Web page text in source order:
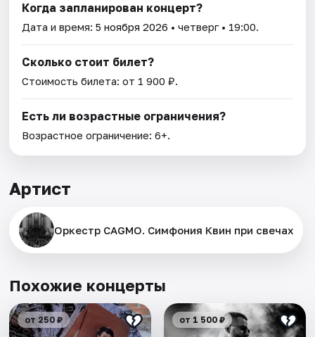
Когда запланирован концерт?
Дата и время:5 ноября 2026 • четверг • 19:00.
Сколько стоит билет?
Стоимость билета: от 1 900 ₽.
Есть ли возрастные ограничения?
Возрастное ограничение: 6+.
Артист
Оркестр CAGMO. Симфония Квин при свечах
Похожие концерты
от 250 ₽ от 1 500 ₽